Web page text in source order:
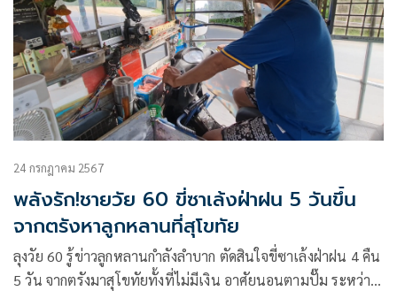
24 กรกฎาคม 2567
พลังรัก!ชายวัย 60 ขี่ซาเล้งฝ่าฝน 5 วันขึ้น
จากตรังหาลูกหลานที่สุโขทัย
ลุงวัย 60 รู้ข่าวลูกหลานกำลังลำบาก ตัดสินใจขี่ซาเล้งฝ่าฝน 4 คืน
5 วัน จากตรังมาสุโขทัยทั้งที่ไม่มีเงิน อาศัยนอนตามปั๊ม ระหว่าง